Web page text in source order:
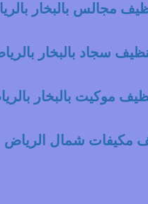
مجالس بالبخار
سجاد بالبخار
موكيت بالبخار
مكيفات شمال الرياض